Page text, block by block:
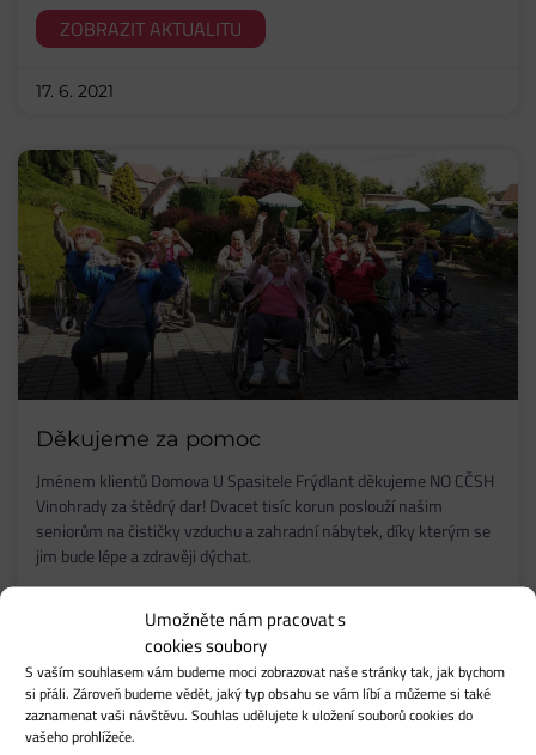
Umožněte nám pracovat s
cookies soubory
S vaším souhlasem vám budeme moci zobrazovat naše stránky tak, jak bychom
si přáli. Zároveň budeme vědět, jaký typ obsahu se vám líbí a můžeme si také
zaznamenat vaši návštěvu. Souhlas udělujete k uložení souborů cookies do
vašeho prohlížeče.
ZOBRAZIT AKTUALITU
17. 6. 2021
Děkujeme za pomoc
Jménem klientů Domova U Spasitele Frýdlant děkujeme NO CČSH
Vinohrady za štědrý dar! Dvacet tisíc korun poslouží našim
seniorům na čističky vzduchu a zahradní nábytek, díky kterým se
jim bude lépe a zdravěji dýchat.
ZOBRAZIT AKTUALITU
22. 3. 2021